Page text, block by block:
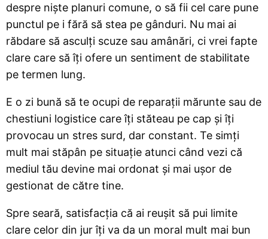
despre niște planuri comune, o să fii cel care pune
punctul pe i fără să stea pe gânduri. Nu mai ai
răbdare să asculți scuze sau amânări, ci vrei fapte
clare care să îți ofere un sentiment de stabilitate
pe termen lung.
E o zi bună să te ocupi de reparații mărunte sau de
chestiuni logistice care îți stăteau pe cap și îți
provocau un stres surd, dar constant. Te simți
mult mai stăpân pe situație atunci când vezi că
mediul tău devine mai ordonat și mai ușor de
gestionat de către tine.
Spre seară, satisfacția că ai reușit să pui limite
clare celor din jur îți va da un moral mult mai bun